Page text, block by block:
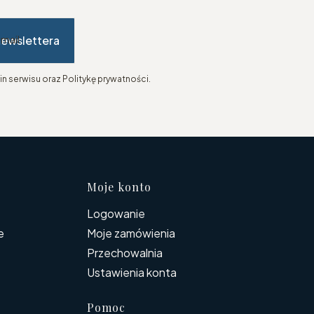
serwisu oraz Politykę prywatności.
Moje konto
Logowanie
Moje zamówienia
Przechowalnia
Ustawienia konta
Pomoc